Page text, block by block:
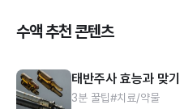
수액 추천 콘텐츠
태반주사 효능과 맞
3분 꿀팁#치료/약물